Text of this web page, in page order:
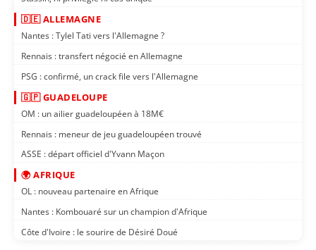
🇩🇪 ALLEMAGNE
Nantes : Tylel Tati vers l'Allemagne ?
Rennais : transfert négocié en Allemagne
PSG : confirmé, un crack file vers l'Allemagne
🇬🇵 GUADELOUPE
OM : un ailier guadeloupéen à 18M€
Rennais : meneur de jeu guadeloupéen trouvé
ASSE : départ officiel d'Yvann Maçon
🌍 AFRIQUE
OL : nouveau partenaire en Afrique
Nantes : Kombouaré sur un champion d'Afrique
Côte d'Ivoire : le sourire de Désiré Doué